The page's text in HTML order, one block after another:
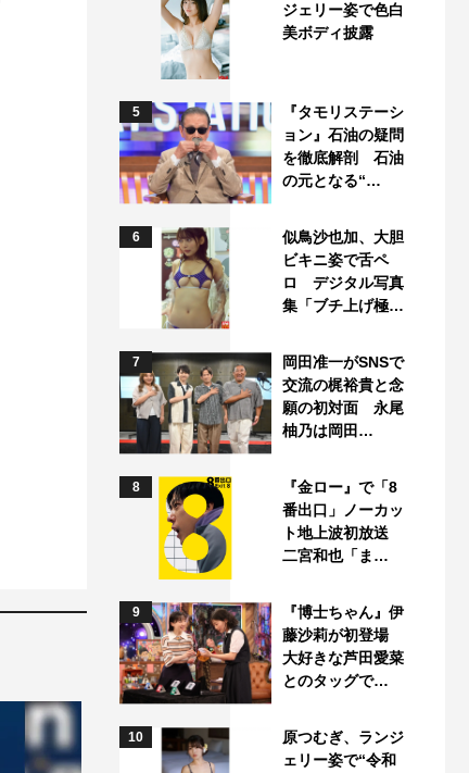
ジェリー姿で色白
美ボディ披露
5
『タモリステーシ
ョン』石油の疑問
を徹底解剖 石油
の元となる“…
6
似鳥沙也加、大胆
ビキニ姿で舌ペ
ロ デジタル写真
集「ブチ上げ極…
7
岡田准一がSNSで
交流の梶裕貴と念
願の初対面 永尾
柚乃は岡田…
8
『金ロー』で「8
番出口」ノーカッ
ト地上波初放送
二宮和也「ま…
9
『博士ちゃん』伊
藤沙莉が初登場
大好きな芦田愛菜
とのタッグで…
10
原つむぎ、ランジ
ェリー姿で“令和